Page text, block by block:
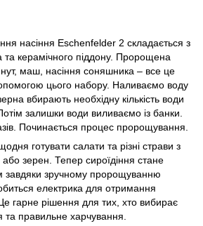
насіння Eschenfelder 2 складається з
та керамічного піддону. Пророщена
маш, насіння соняшника – все це
цього набору. Наливаємо воду
вбирають необхідну кількість води
залишки води виливаємо із банки.
Починається процес пророщування.
готувати салати та різні страви з
зерен. Тепер сироїдіння стане
завдяки зручному пророщуванню
електрика для отримання
гарне рішення для тих, хто вибирає
та правильне харчування.